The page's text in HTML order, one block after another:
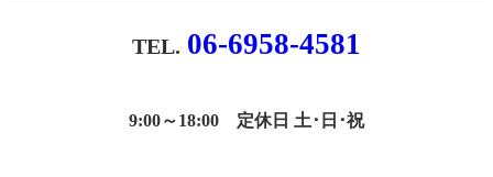
06-6958-4581
9:00～18:00 定休日 土･日･祝